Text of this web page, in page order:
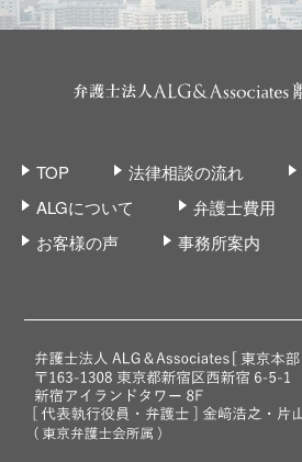
TOP 法律相談の流れ
ALGについて
弁護士費用
お客様の声
事務所案内